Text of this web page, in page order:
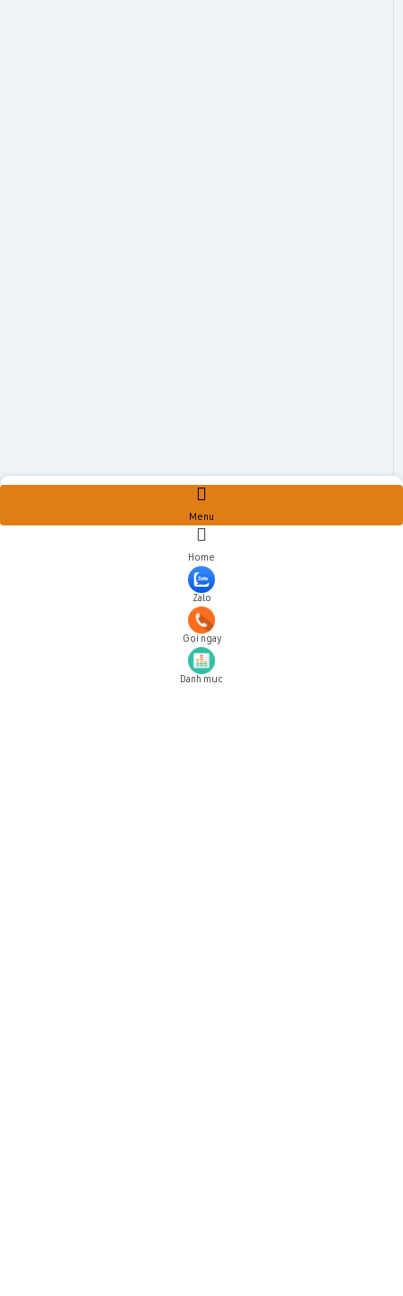
Menu
Home
Zalo
Gọi ngay
Danh mục